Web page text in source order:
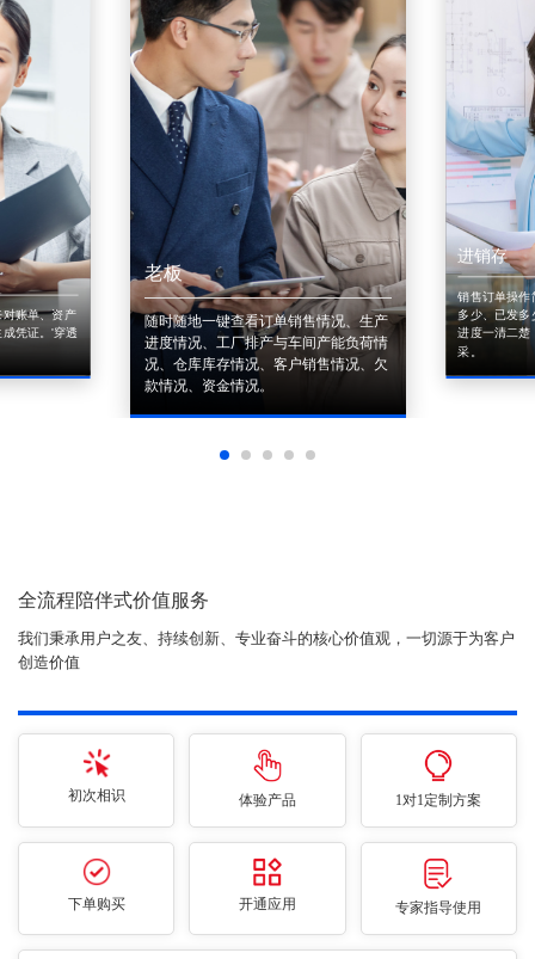
账单、资产
凭证。'穿透
老板
随时随地一键查看订单销售情况、生产
进度情况、工厂排产与车间产能负荷情
况、仓库库存情况、客户销售情况、欠
款情况、资金情况。
进销存
销售订单操作
多少、已发多
进度一清二楚
采。
全流程陪伴式价值服务
我们秉承用户之友、持续创新、专业奋斗的核心价值观，一切源于为客户
创造价值
初次相识 体验产品 1对1定制方案
下单购买 开通应用 专家指导使用